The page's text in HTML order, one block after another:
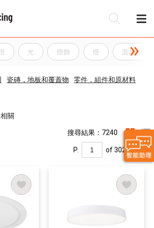
光 燈飾 燈 面板燈
瓷磚，地板和覆蓋物
零件，組件和原材料
關
搜尋結果：7240
P. of 302